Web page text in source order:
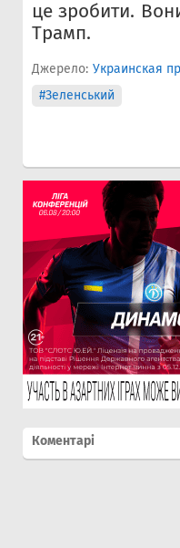
це зробити.
Трамп.
Джерело: Украинская
#Зеленський
Коментарі